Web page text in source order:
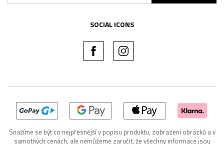
SOCIAL ICONS
Snažíme se být co nejpřesnější v popisu produktu, zobrazení obrázků a v
samotných cenách, ale nemůžeme zaručit, že všechny informace jsou